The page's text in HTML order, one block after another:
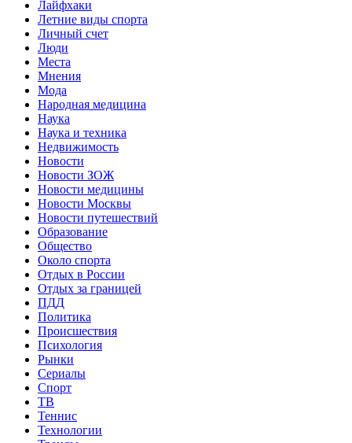
Лайфхаки
Летние виды спорта
Личный счет
Люди
Места
Мнения
Мода
Народная медицина
Наука
Наука и техника
Недвижимость
Новости
Новости ЗОЖ
Новости медицины
Новости Москвы
Новости путешествий
Образование
Общество
Около спорта
Отдых в России
Отдых за границей
ПДД
Политика
Происшествия
Психология
Рынки
Сериалы
Спорт
ТВ
Теннис
Технологии